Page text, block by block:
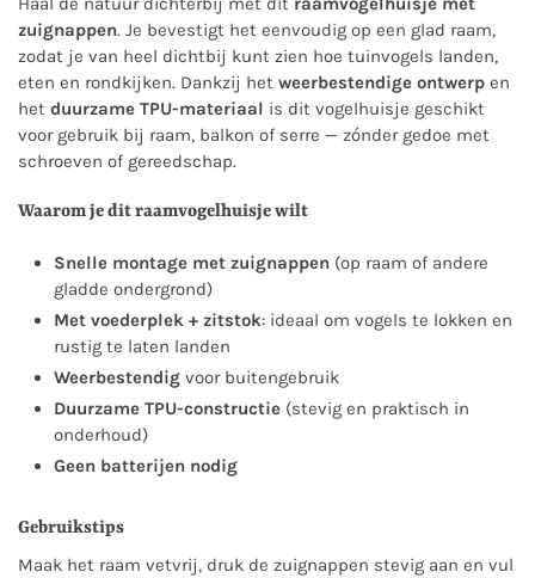
zuignappen. Je bevestigt het eenvoudig op een glad raam,
zodat je van heel dichtbij kunt zien hoe tuinvogels landen,
eten en rondkijken. Dankzij het weerbestendige ontwerp en
het duurzame TPU-materiaal is dit vogelhuisje geschikt
voor gebruik bij raam, balkon of serre — zónder gedoe met
schroeven of gereedschap.
Waarom je dit raamvogelhuisje wilt
Snelle montage met zuignappen (op raam of andere
gladde ondergrond)
Met voederplek + zitstok: ideaal om vogels te lokken en
rustig te laten landen
Weerbestendig voor buitengebruik
Duurzame TPU-constructie (stevig en praktisch in
onderhoud)
Geen batterijen nodig
Gebruikstips
Maak het raam vetvrij, druk de zuignappen stevig aan en vul